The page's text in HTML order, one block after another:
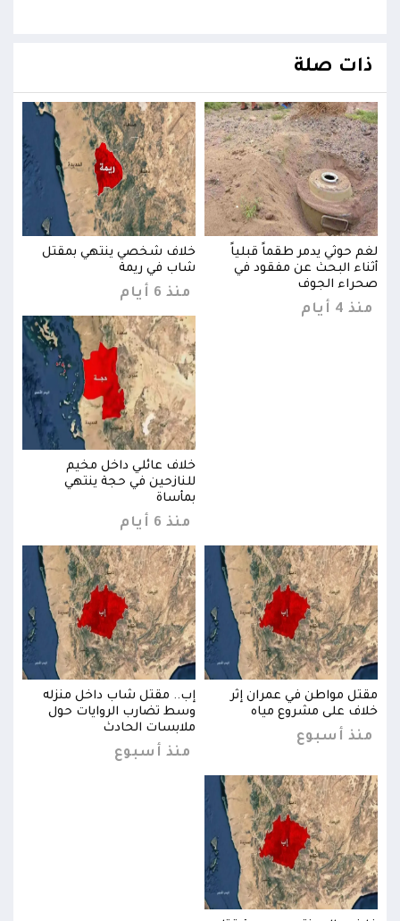
ذات صلة
لغم حوثي يدمر طقماً قبلياً
أثناء البحث عن مفقود في
صحراء الجوف
منذ 4 أيام
خلاف شخصي ينتهي بمقتل
شاب في ريمة
منذ 6 أيام
خلاف عائلي داخل مخيم
للنازحين في حجة ينتهي
بمأساة
منذ 6 أيام
مقتل مواطن في عمران إثر
خلاف على مشروع مياه
منذ أسبوع
إب.. مقتل شاب داخل منزله
وسط تضارب الروايات حول
ملابسات الحادث
منذ أسبوع